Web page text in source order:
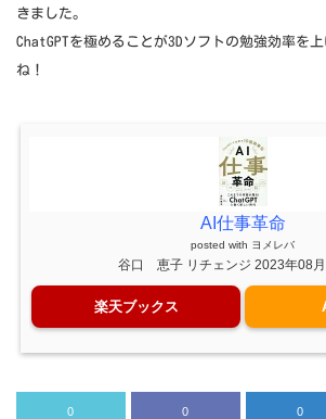
きました。
ChatGPTを極めることが3Dソフトの勉強効率を
ね！
AI仕事革命
posted with ヨメレバ
谷口 恵子 リチェンジ 2023年08
楽天ブックス
0 0 0